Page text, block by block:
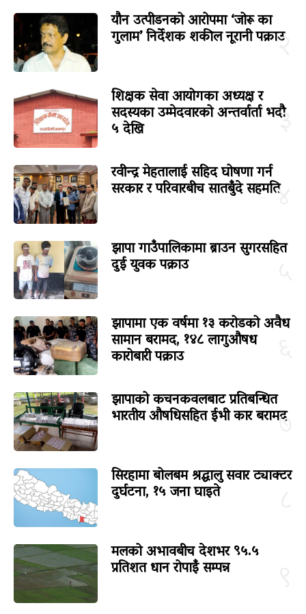
२
यौन उत्पीडनको आरोपमा ‘जोरू का
गुलाम’ निर्देशक शकील नूरानी पक्राउ
३
शिक्षक सेवा आयोगका अध्यक्ष र
सदस्यका उम्मेदवारको अन्तर्वार्ता भदौ
५ देखि
४
रवीन्द्र मेहतालाई सहिद घोषणा गर्न
सरकार र परिवारबीच सातबुँदे सहमति
झापा गाउँपालिकामा ब्राउन सुगरसहित
दुई युवक पक्राउ
झापामा एक वर्षमा १३ करोडको अवैध
सामान बरामद, १४८ लागुऔषध
कारोबारी पक्राउ
७
झापाको कचनकवलबाट प्रतिबन्धित
भारतीय औषधिसहित ईभी कार बरामद
सिरहामा बोलबम श्रद्धालु सवार ट्याक्टर
दुर्घटना, १५ जना घाइते
मलको अभावबीच देशभर ९५.५
प्रतिशत धान रोपाइँ सम्पन्न